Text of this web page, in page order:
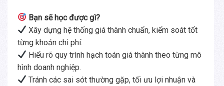
Bạn sẽ học được gì?
Xây dựng hệ thống giá thành chuẩn, kiểm soát tốt
từng khoản chi phí.
Hiểu rõ quy trình hạch toán giá thành theo từng mô
hình doanh nghiệp.
Tránh các sai sót thường gặp, tối ưu lợi nhuận và